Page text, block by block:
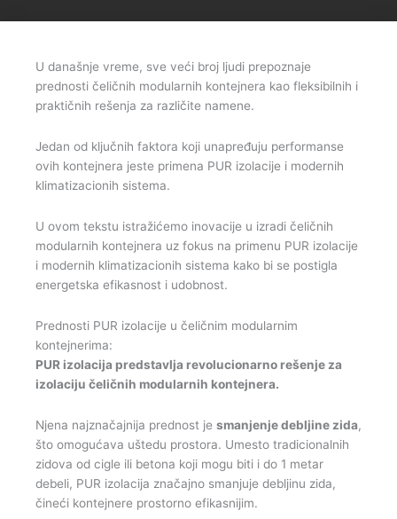
U današnje vreme, sve veći broj ljudi prepoznaje
prednosti čeličnih modularnih kontejnera kao fleksibilnih i
praktičnih rešenja za različite namene.
Jedan od ključnih faktora koji unapređuju performanse
ovih kontejnera jeste primena PUR izolacije i modernih
klimatizacionih sistema.
U ovom tekstu istražićemo inovacije u izradi čeličnih
modularnih kontejnera uz fokus na primenu PUR izolacije
i modernih klimatizacionih sistema kako bi se postigla
energetska efikasnost i udobnost.
Prednosti PUR izolacije u čeličnim modularnim
kontejnerima:
PUR izolacija predstavlja revolucionarno rešenje za
izolaciju čeličnih modularnih kontejnera.
Njena najznačajnija prednost je smanjenje debljine zida,
što omogućava uštedu prostora. Umesto tradicionalnih
zidova od cigle ili betona koji mogu biti i do 1 metar
debeli, PUR izolacija značajno smanjuje debljinu zida,
čineći kontejnere prostorno efikasnijim.